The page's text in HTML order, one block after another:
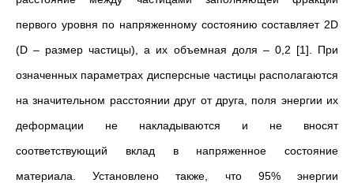
первого уровня по напряженному состоянию составляет 2D
(D – размер частицы), а их объемная доля – 0,2 [1]. При
означенных параметрах дисперсные частицы располагаются
на значительном расстоянии друг от друга, поля энергии их
деформации не накладываются и не вносят
соответствующий вклад в напряженное состояние
материала. Установлено также, что 95% энергии